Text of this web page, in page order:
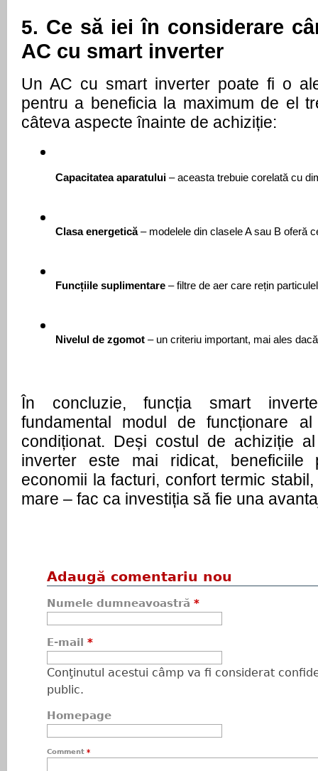
5. Ce să iei în considerare
AC cu smart inverter
Un AC cu smart inverter poate fi o
pentru a beneficia la maximum de el
câteva aspecte înainte de achiziție:
Capacitatea aparatului – aceasta trebuie corelată cu
Clasa energetică – modelele din clasele A sau B oferă
Funcțiile suplimentare – filtre de aer care rețin
Nivelul de zgomot – un criteriu important, mai ales
În concluzie, funcția smart
fundamental modul de funcționare
condiționat. Deși costul de achiziție
inverter este mai ridicat,
economii la facturi, confort termic
mare – fac ca investiția să fie una
Adaugă comentariu nou
Numele dumneavoastră *
E-mail *
Conţinutul acestui câmp va fi considerat
public.
Homepage
Comment *